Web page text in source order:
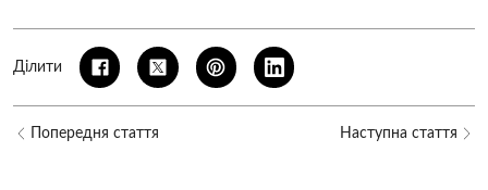
Ділити
Попередня стаття Наступна стаття